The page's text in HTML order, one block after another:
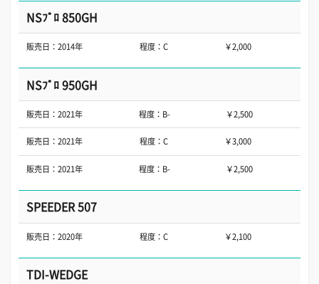
NSﾌﾟﾛ 850GH
販売日：2014年 程度：C ￥2,000
NSﾌﾟﾛ 950GH
販売日：2021年 程度：B- ￥2,500
販売日：2021年 程度：C ￥3,000
販売日：2021年 程度：B- ￥2,500
SPEEDER 507
販売日：2020年 程度：C ￥2,100
TDI-WEDGE